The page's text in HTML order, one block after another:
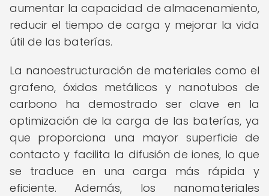
aumentar la capacidad de almacenamiento,
reducir el tiempo de carga y mejorar la vida
útil de las baterías.
La nanoestructuración de materiales como el
grafeno, óxidos metálicos y nanotubos de
carbono ha demostrado ser clave en la
optimización de la carga de las baterías, ya
que proporciona una mayor superficie de
contacto y facilita la difusión de iones, lo que
se traduce en una carga más rápida y
eficiente. Además, los nanomateriales